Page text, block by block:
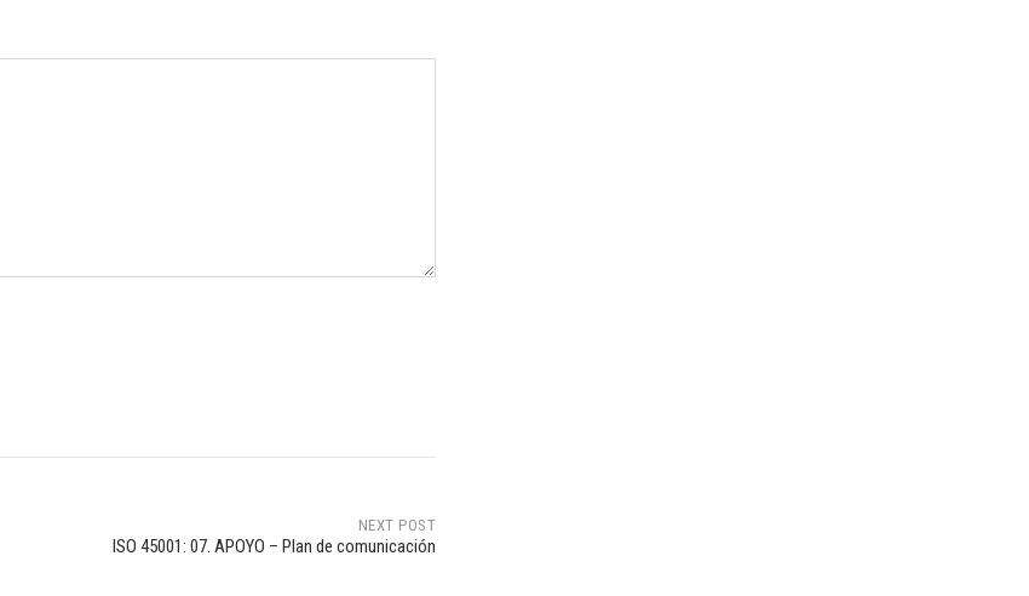
NEXT POST
ISO 45001: 07. APOYO – Plan de comunicación